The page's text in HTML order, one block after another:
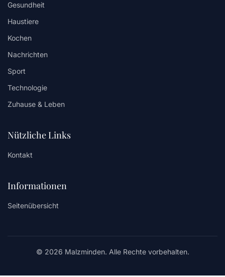
Gesundheit
Haustiere
Kochen
Nachrichten
Sport
Technologie
Zuhause & Leben
Nützliche Links
Kontakt
Informationen
Seitenübersicht
© 2026 Malzminden. Alle Rechte vorbehalten.